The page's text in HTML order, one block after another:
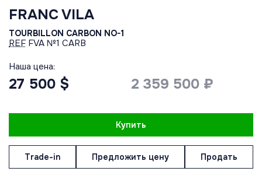
FRANC VILA
TOURBILLON CARBON NO-1
REF FVA №1 CARB
Наша цена:
27 500 $ 2 359 500 ₽
Купить
Trade-in Предложить цену Продать